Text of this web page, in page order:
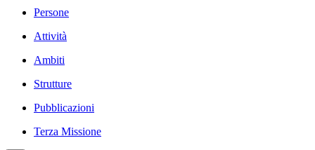
Persone
Attività
Ambiti
Strutture
Pubblicazioni
Terza Missione